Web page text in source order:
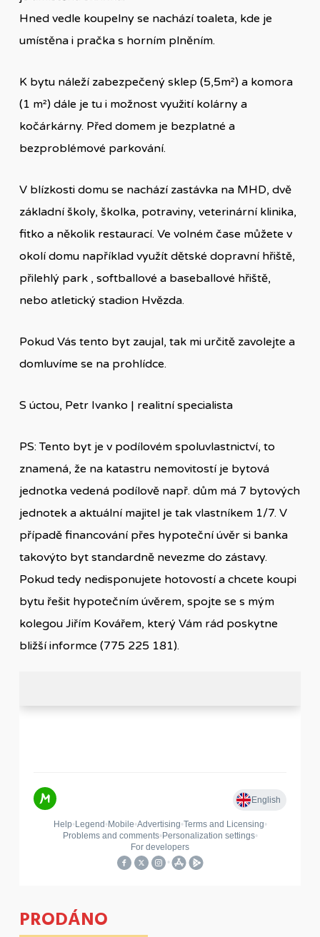
Hned vedle koupelny se nachází toaleta, kde je
umístěna i pračka s horním plněním.
K bytu náleží zabezpečený sklep (5,5m²) a komora
(1 m²) dále je tu i možnost využití kolárny a
kočárkárny. Před domem je bezplatné a
bezproblémové parkování.
V blízkosti domu se nachází zastávka na MHD, dvě
základní školy, školka, potraviny, veterinární klinika,
fitko a několik restaurací. Ve volném čase můžete v
okolí domu například využít dětské dopravní hřiště,
přilehlý park , softballové a baseballové hřiště,
nebo atletický stadion Hvězda.
Pokud Vás tento byt zaujal, tak mi určitě zavolejte a
domluvíme se na prohlídce.
S úctou, Petr Ivanko | realitní specialista
PS: Tento byt je v podílovém spoluvlastnictví, to
znamená, že na katastru nemovitostí je bytová
jednotka vedená podílově např. dům má 7 bytových
jednotek a aktuální majitel je tak vlastníkem 1/7. V
případě financování přes hypoteční úvěr si banka
takovýto byt standardně nevezme do zástavy.
Pokud tedy nedisponujete hotovostí a chcete koupi
bytu řešit hypotečním úvěrem, spojte se s mým
kolegou Jiřím Kovářem, který Vám rád poskytne
bližší informce (775 225 181).
PRODÁNO